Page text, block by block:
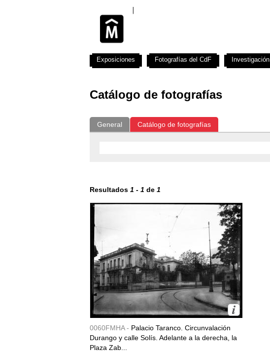
Catálogo de fotografías
General Catálogo de fotografías
Resultados 1 - 1 de 1
0060FMHA - Palacio Taranco. Circunvalación
Durango y calle Solís. Adelante a la derecha, la
Plaza Zab...
Exposiciones Fotografías del CdF Investigación